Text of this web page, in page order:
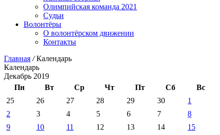
Олимпийская команда 2021
Судьи
Волонтёры
О волонтёрском движении
Контакты
Главная /Календарь
Календарь
Декабрь 2019
Пн
Вт Ср Чт Пт Сб
Вс
25
26 27 28 29 30
1
2
3 4 5 6 7
8
9
10 11 12 13 14
15